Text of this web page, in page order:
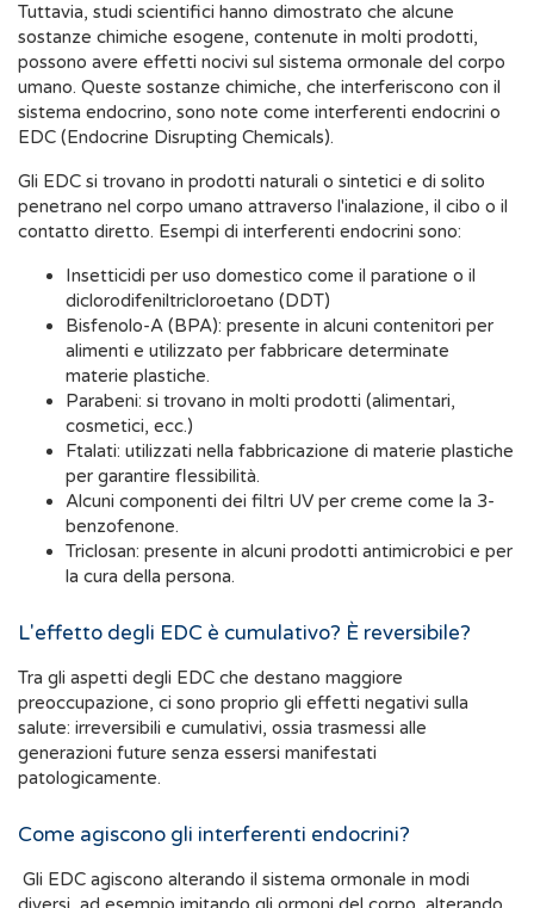
Tuttavia, studi scientifici hanno dimostrato che alcune
sostanze chimiche esogene, contenute in molti prodotti,
possono avere effetti nocivi sul sistema ormonale del corpo
umano. Queste sostanze chimiche, che interferiscono con il
sistema endocrino, sono note come interferenti endocrini o
EDC (Endocrine Disrupting Chemicals).
Gli EDC si trovano in prodotti naturali o sintetici e di solito
penetrano nel corpo umano attraverso l'inalazione, il cibo o il
contatto diretto. Esempi di interferenti endocrini sono:
Insetticidi per uso domestico come il paratione o il
diclorodifeniltricloroetano (DDT)
Bisfenolo-A (BPA): presente in alcuni contenitori per
alimenti e utilizzato per fabbricare determinate
materie plastiche.
Parabeni: si trovano in molti prodotti (alimentari,
cosmetici, ecc.)
Ftalati: utilizzati nella fabbricazione di materie plastiche
per garantire flessibilità.
Alcuni componenti dei filtri UV per creme come la 3-
benzofenone.
Triclosan: presente in alcuni prodotti antimicrobici e per
la cura della persona.
L'effetto degli EDC è cumulativo? È reversibile?
Tra gli aspetti degli EDC che destano maggiore
preoccupazione, ci sono proprio gli effetti negativi sulla
salute: irreversibili e cumulativi, ossia trasmessi alle
generazioni future senza essersi manifestati
patologicamente.
Come agiscono gli interferenti endocrini?
Gli EDC agiscono alterando il sistema ormonale in modi